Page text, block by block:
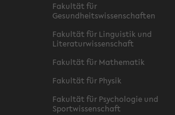
Fakultät für
Gesundheitswissenschaften
Fakultät für Linguistik und
Literaturwissenschaft
Fakultät für Mathematik
Fakultät für Physik
Fakultät für Psychologie und
Sportwissenschaft